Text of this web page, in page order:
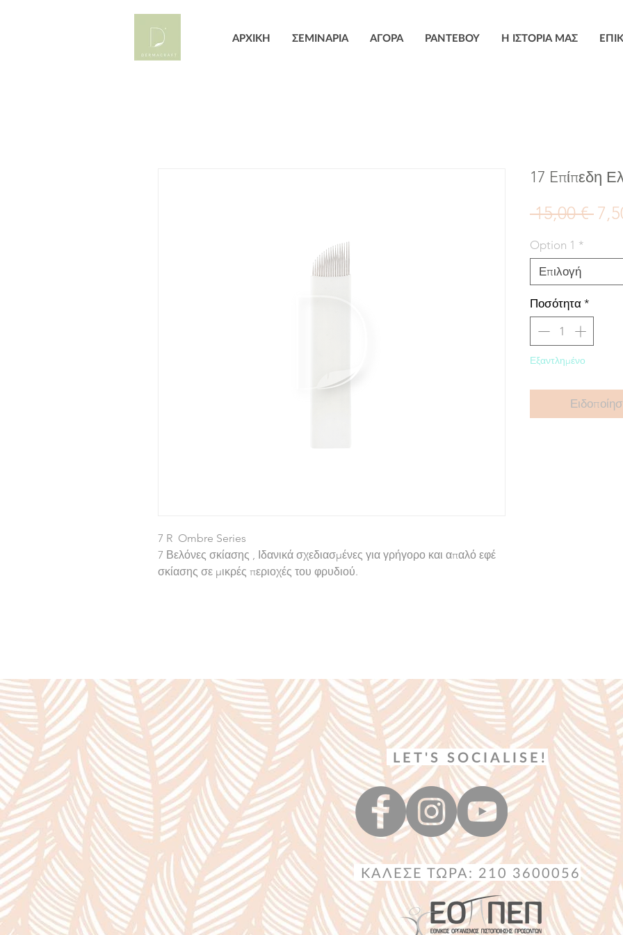
ΑΡΧΙΚΗ ΣΕΜΙΝΑΡΙΑ ΑΓΟΡΑ ΡΑΝΤΕΒΟΥ Η ΙΣΤΟΡΙΑ ΜΑΣ
7 R Ombre Series
7 Βελόνες σκίασης , Ιδανικά σχεδιασμένες για γρήγορο και απαλό εφέ
σκίασης σε μικρές περιοχές του φρυδιού.
17 Eπίπεδη
15,00 €
Option 1 *
Επιλογή
Ποσότητα *
Εξαντλημένο
LET'S SOCIALISE!
ΚΑΛΕΣΕ ΤΩΡΑ: 210 3600056